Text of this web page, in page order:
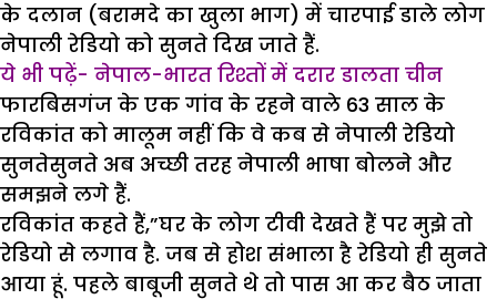
के दलान (बरामदे का खुला भाग) में चारपाई डाले लोग
नेपाली रेडियो को सुनते दिख जाते हैं.
ये भी पढ़ें- नेपाल-भारत रिश्तों में दरार डालता चीन
फारबिसगंज के एक गांव के रहने वाले 63 साल के
रविकांत को मालूम नहीं कि वे कब से नेपाली रेडियो
सुनतेसुनते अब अच्छी तरह नेपाली भाषा बोलने और
समझने लगे हैं.
रविकांत कहते हैं,”घर के लोग टीवी देखते हैं पर मुझे तो
रेडियो से लगाव है. जब से होश संभाला है रेडियो ही सुनते
आया हूं. पहले बाबूजी सुनते थे तो पास आ कर बैठ जाता